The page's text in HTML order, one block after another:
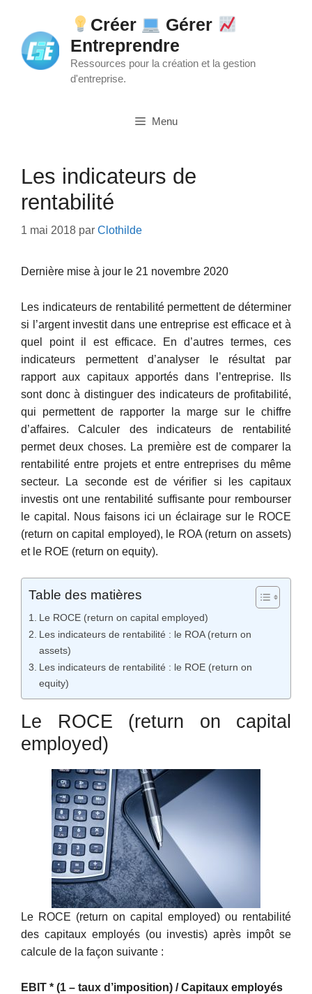
contenu
Créer
Gérer
Entreprendre
Ressources pour la création et la gestion
d'entreprise.
Menu
Les indicateurs de
rentabilité
1 mai 2018 par Clothilde
Dernière mise à jour le 21 novembre 2020
Les indicateurs de rentabilité permettent de déterminer
si l’argent investit dans une entreprise est efficace et à
quel point il est efficace. En d’autres termes, ces
indicateurs permettent d’analyser le résultat par
rapport aux capitaux apportés dans l’entreprise. Ils
sont donc à distinguer des indicateurs de profitabilité,
qui permettent de rapporter la marge sur le chiffre
d’affaires. Calculer des indicateurs de rentabilité
permet deux choses. La première est de comparer la
rentabilité entre projets et entre entreprises du même
secteur. La seconde est de vérifier si les capitaux
investis ont une rentabilité suffisante pour rembourser
le capital. Nous faisons ici un éclairage sur le ROCE
(return on capital employed), le ROA (return on assets)
et le ROE (return on equity).
Table des matières
Le ROCE (return on capital employed)
Les indicateurs de rentabilité : le ROA (return on
assets)
Les indicateurs de rentabilité : le ROE (return on
equity)
Le ROCE (return on capital
employed)
Le ROCE (return on capital employed) ou rentabilité
des capitaux employés (ou investis) après impôt se
calcule de la façon suivante :
EBIT * (1 – taux d’imposition) / Capitaux employés